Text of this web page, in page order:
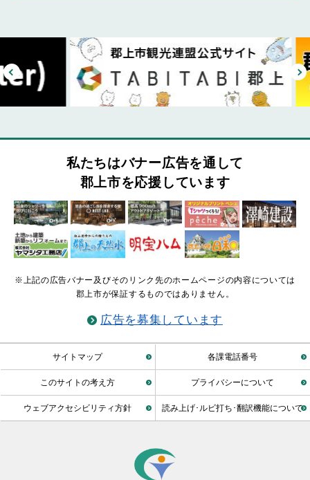
私たちはバナー広告を通して
郡上市を応援しています
※上記の広告バナー及びそのリンク先のホームページの内容については
郡上市が保証するものではありません。
広告を募集しています
サイトマップ 各課電話番号
このサイトの考え方 プライバシーについて
ウェブアクセシビリティ方針 読み上げ･ルビ打ち･翻訳機能について